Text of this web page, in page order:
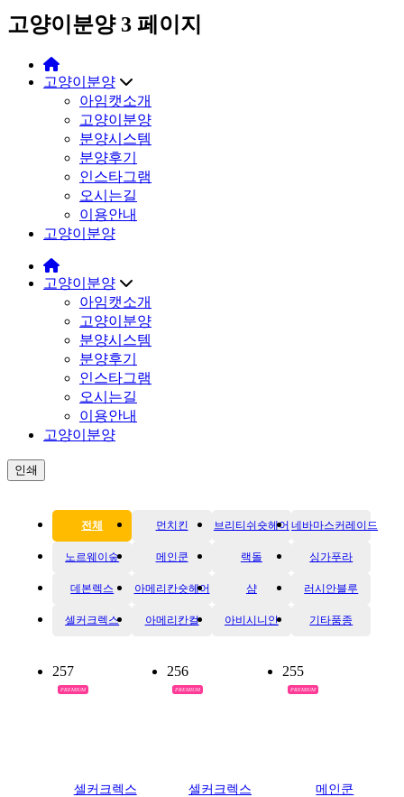
고양이분양 3 페이지
고양이분양
아임캣소개
고양이분양
분양시스템
분양후기
인스타그램
오시는길
이용안내
고양이분양
고양이분양
아임캣소개
고양이분양
분양시스템
분양후기
인스타그램
오시는길
이용안내
고양이분양
인쇄
전체 먼치킨 브리티쉬숏헤어 네바마스커레이드
노르웨이숲 메인쿤 랙돌 싱가푸라
데본렉스 아메리칸숏헤어 샴 러시안블루
셀커크렉스 아메리칸컬 아비시니안 기타품종
257
PREMIUM
셀커크렉스
256
PREMIUM
셀커크렉스
255
PREMIUM
메인쿤